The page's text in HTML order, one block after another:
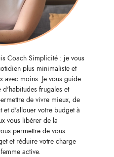
Coach Simplicité : je vous
plus minimaliste et
avec moins. Je vous guide
d'habitudes frugales et
de vivre mieux, de
et d'allouer votre budget à
vous libérer de la
permettre de vous
et réduire votre charge
active.